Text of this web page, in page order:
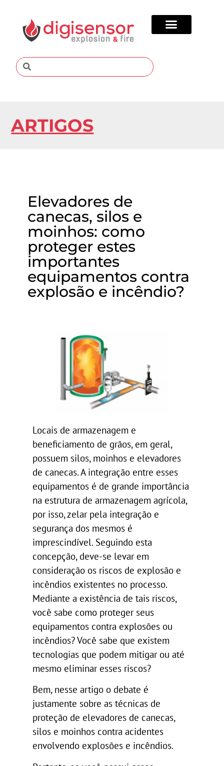
ARTIGOS
Elevadores de
canecas, silos e
moinhos: como
proteger estes
importantes
equipamentos contra
explosão e incêndio?
Locais de armazenagem e
beneficiamento de grãos, em geral,
possuem silos, moinhos e elevadores
de canecas. A integração entre esses
equipamentos é de grande importância
na estrutura de armazenagem agrícola,
por isso, zelar pela integração e
segurança dos mesmos é
imprescindível. Seguindo esta
concepção, deve-se levar em
consideração os riscos de explosão e
incêndios existentes no processo.
Mediante a existência de tais riscos,
você sabe como proteger seus
equipamentos contra explosões ou
incêndios? Você sabe que existem
tecnologias que podem mitigar ou até
mesmo eliminar esses riscos?
Bem, nesse artigo o debate é
justamente sobre as técnicas de
proteção de elevadores de canecas,
silos e moinhos contra acidentes
envolvendo explosões e incêndios.